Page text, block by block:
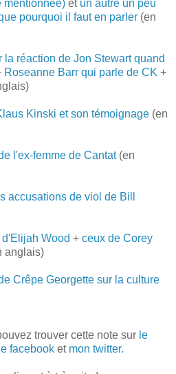
mentionnée) et un autre un peu
pourquoi il faut en parler (en
réaction de Jon Stewart quand
Roseanne Barr qui parle de CK +
Kinski et son témoignage (en
l'ex-femme de Cantat(en
accusations de viol de Bill
Wood + ceux de Corey
anglais)
Crêpe Georgette sur la culture
trouver cette note sur le
facebook et mon twitter.